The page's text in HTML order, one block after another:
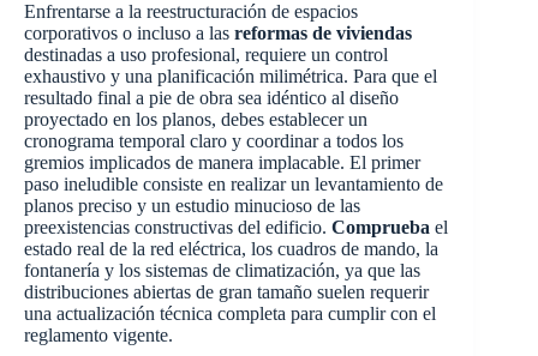
Enfrentarse a la reestructuración de espacios
corporativos o incluso a las reformas de viviendas
destinadas a uso profesional, requiere un control
exhaustivo y una planificación milimétrica. Para que el
resultado final a pie de obra sea idéntico al diseño
proyectado en los planos, debes establecer un
cronograma temporal claro y coordinar a todos los
gremios implicados de manera implacable. El primer
paso ineludible consiste en realizar un levantamiento de
planos preciso y un estudio minucioso de las
preexistencias constructivas del edificio. Comprueba el
estado real de la red eléctrica, los cuadros de mando, la
fontanería y los sistemas de climatización, ya que las
distribuciones abiertas de gran tamaño suelen requerir
una actualización técnica completa para cumplir con el
reglamento vigente.